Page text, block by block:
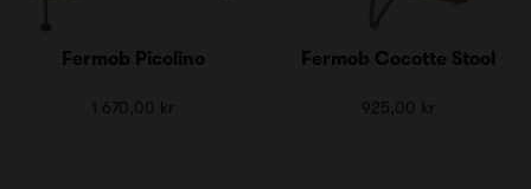
Fermob Picolino
1 670,00 kr
Fermob Cocotte Stool
925,00 kr